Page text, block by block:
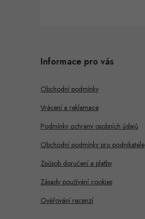
Informace pro vás
Obchodní podmínky
Vrácení a reklamace
Podmínky ochrany osobních údajů
Obchodní podmínky pro podnikatele
Způsob doručení a platby
Zásady používání cookies
Ověřování recenzí